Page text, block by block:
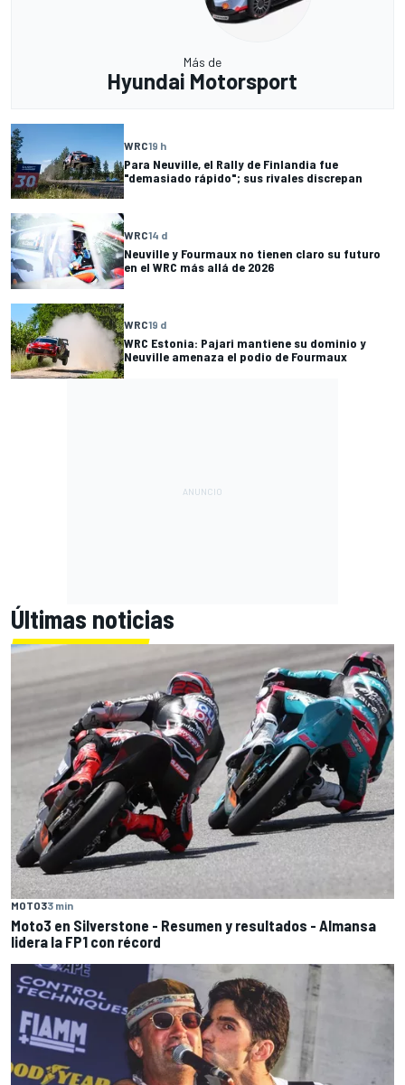
Más de
Hyundai Motorsport
WRC19 h
Para Neuville, el Rally de Finlandia fue
"demasiado rápido"; sus rivales discrepan
WRC14 d
Neuville y Fourmaux no tienen claro su futuro
en el WRC más allá de 2026
WRC19 d
WRC Estonia: Pajari mantiene su dominio y
Neuville amenaza el podio de Fourmaux
Últimas noticias
MOTO33 min
Moto3 en Silverstone - Resumen y resultados - Almansa
lidera la FP1 con récord